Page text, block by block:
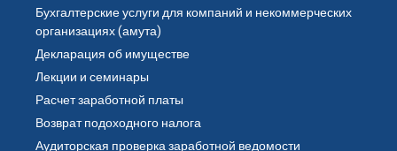
Бухгалтерские услуги для компаний и некоммерческих
организациях (амута)
Декларация об имуществе
Лекции и семинары
Расчет заработной платы
Возврат подоходного налога
Аудиторская проверка заработной ведомости